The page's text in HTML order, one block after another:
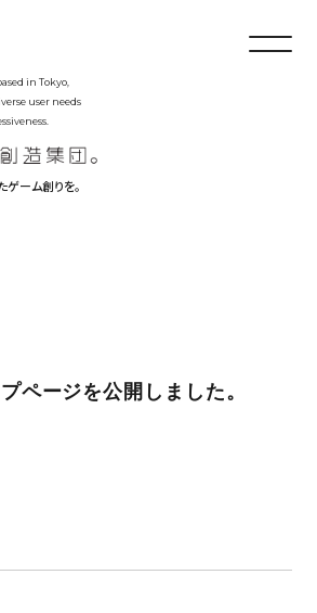
in Tokyo,
user needs
ーム創りを。
ページを公開しました。